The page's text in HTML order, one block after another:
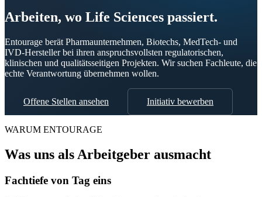
Arbeiten, wo Life Sciences passiert.
Entourage berät Pharmaunternehmen, Biotechs, MedTech- und
IVD-Hersteller bei ihren anspruchsvollsten regulatorischen,
klinischen und qualitätsseitigen Projekten. Wir suchen Fachleute, die
echte Verantwortung übernehmen wollen.
Offene Stellen ansehen Initiativ bewerben
WARUM ENTOURAGE
Was uns als Arbeitgeber ausmacht
Fachtiefe von Tag eins